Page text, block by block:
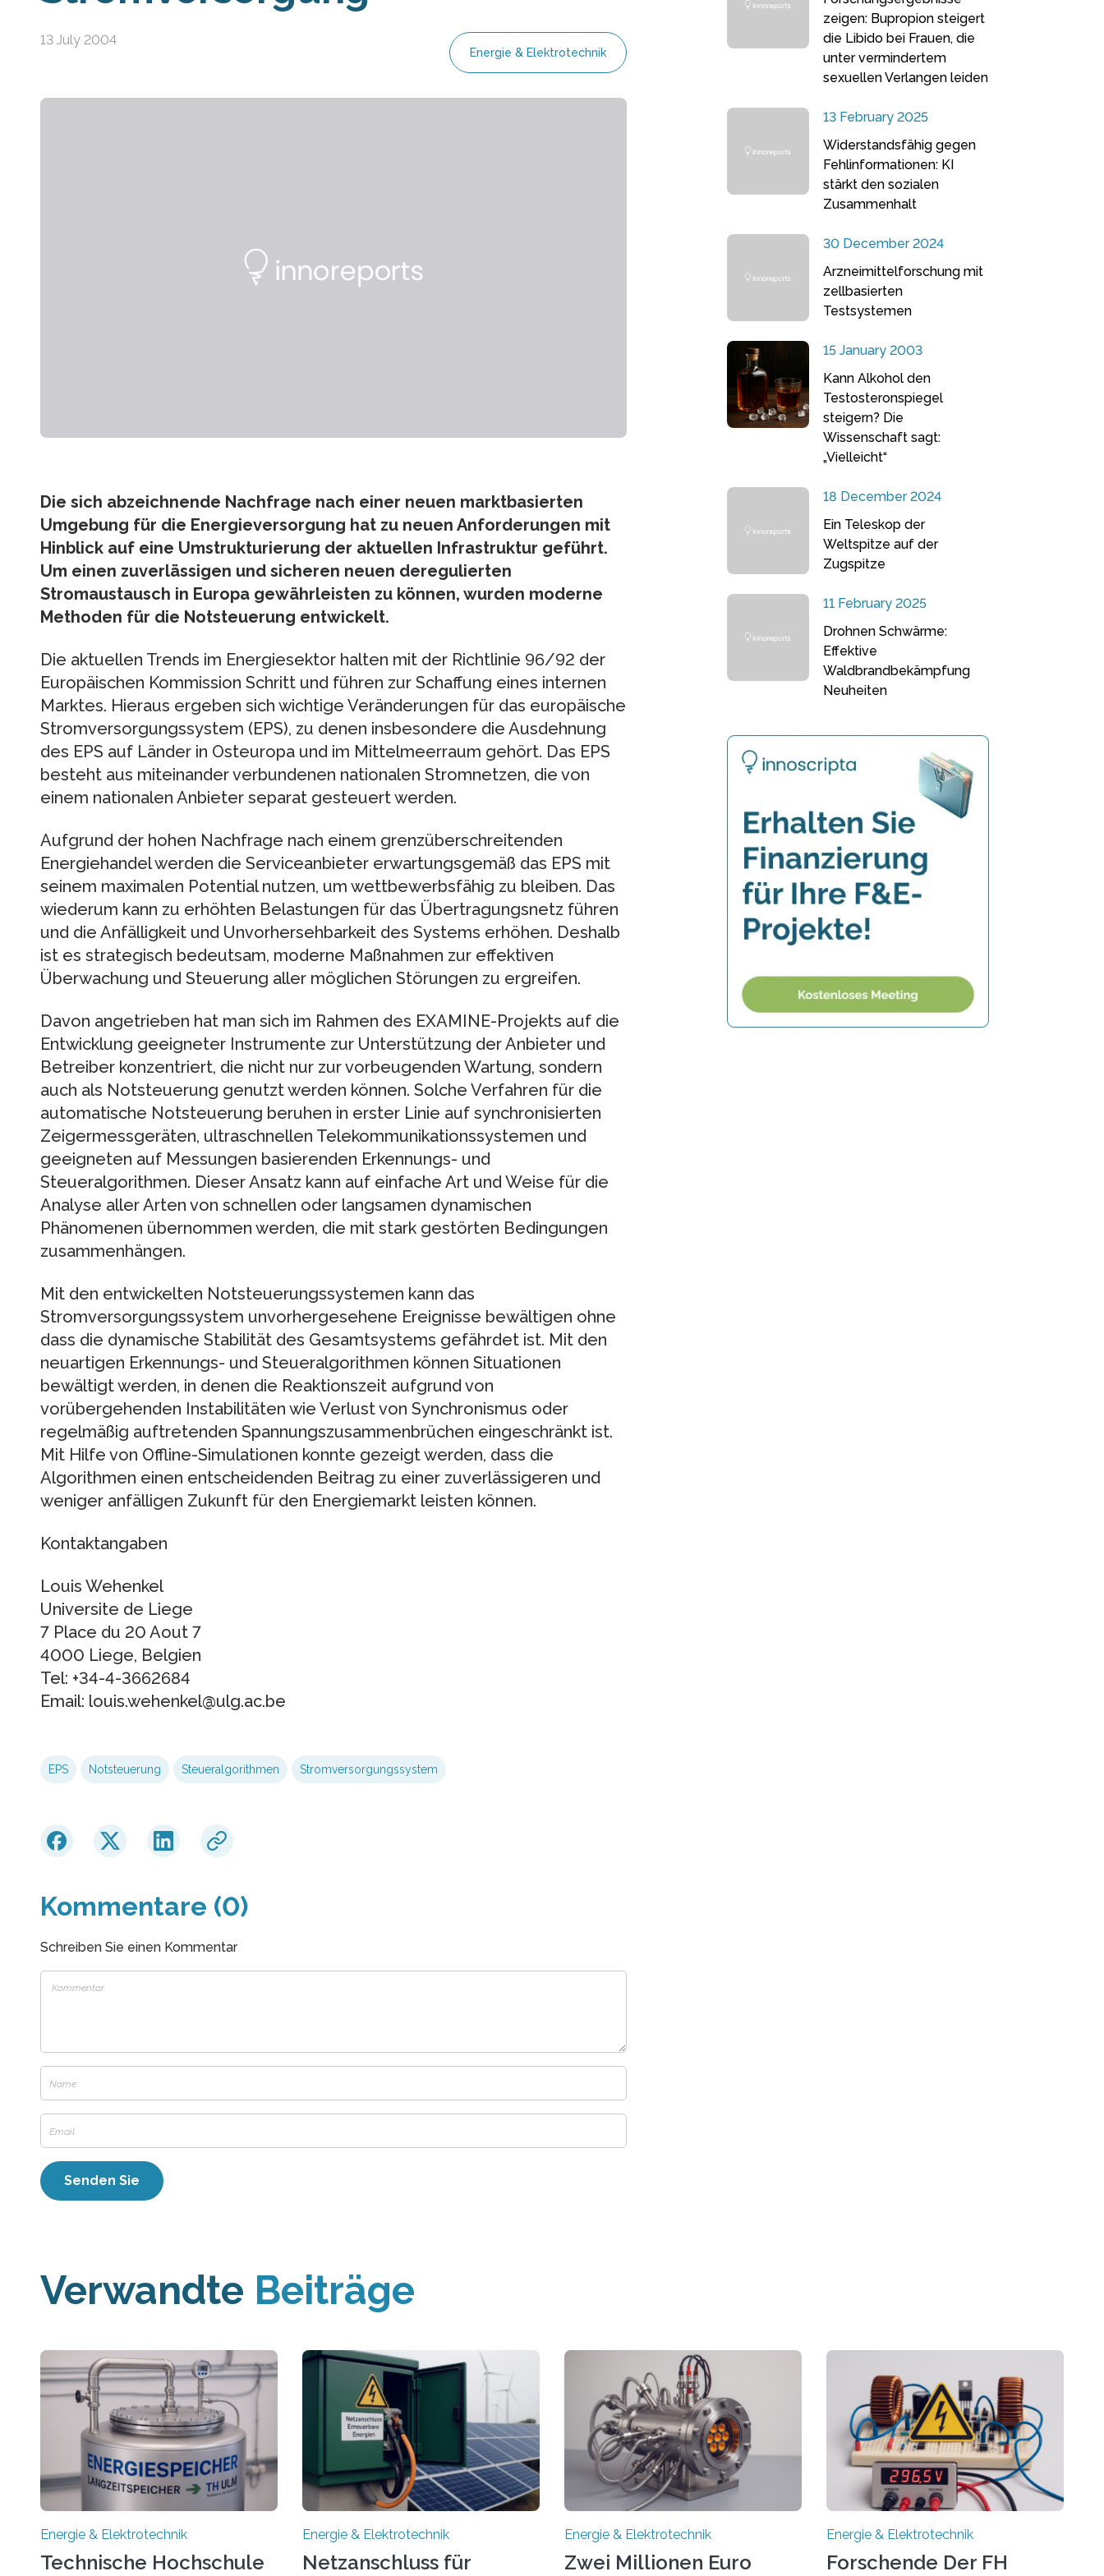
13 July 2004
Energie & Elektrotechnik
Die sich abzeichnende Nachfrage nach einer neuen marktbasierten
Umgebung für die Energieversorgung hat zu neuen Anforderungen mit
Hinblick auf eine Umstrukturierung der aktuellen Infrastruktur geführt.
Um einen zuverlässigen und sicheren neuen deregulierten
Stromaustausch in Europa gewährleisten zu können, wurden moderne
Methoden für die Notsteuerung entwickelt.
Die aktuellen Trends im Energiesektor halten mit der Richtlinie 96/92 der
Europäischen Kommission Schritt und führen zur Schaffung eines internen
Marktes. Hieraus ergeben sich wichtige Veränderungen für das europäische
Stromversorgungssystem (EPS), zu denen insbesondere die Ausdehnung
des EPS auf Länder in Osteuropa und im Mittelmeerraum gehört. Das EPS
besteht aus miteinander verbundenen nationalen Stromnetzen, die von
einem nationalen Anbieter separat gesteuert werden.
Aufgrund der hohen Nachfrage nach einem grenzüberschreitenden
Energiehandel werden die Serviceanbieter erwartungsgemäß das EPS mit
seinem maximalen Potential nutzen, um wettbewerbsfähig zu bleiben. Das
wiederum kann zu erhöhten Belastungen für das Übertragungsnetz führen
und die Anfälligkeit und Unvorhersehbarkeit des Systems erhöhen. Deshalb
ist es strategisch bedeutsam, moderne Maßnahmen zur effektiven
Überwachung und Steuerung aller möglichen Störungen zu ergreifen.
Davon angetrieben hat man sich im Rahmen des EXAMINE-Projekts auf die
Entwicklung geeigneter Instrumente zur Unterstützung der Anbieter und
Betreiber konzentriert, die nicht nur zur vorbeugenden Wartung, sondern
auch als Notsteuerung genutzt werden können. Solche Verfahren für die
automatische Notsteuerung beruhen in erster Linie auf synchronisierten
Zeigermessgeräten, ultraschnellen Telekommunikationssystemen und
geeigneten auf Messungen basierenden Erkennungs- und
Steueralgorithmen. Dieser Ansatz kann auf einfache Art und Weise für die
Analyse aller Arten von schnellen oder langsamen dynamischen
Phänomenen übernommen werden, die mit stark gestörten Bedingungen
zusammenhängen.
Mit den entwickelten Notsteuerungssystemen kann das
Stromversorgungssystem unvorhergesehene Ereignisse bewältigen ohne
dass die dynamische Stabilität des Gesamtsystems gefährdet ist. Mit den
neuartigen Erkennungs- und Steueralgorithmen können Situationen
bewältigt werden, in denen die Reaktionszeit aufgrund von
vorübergehenden Instabilitäten wie Verlust von Synchronismus oder
regelmäßig auftretenden Spannungszusammenbrüchen eingeschränkt ist.
Mit Hilfe von Offline-Simulationen konnte gezeigt werden, dass die
Algorithmen einen entscheidenden Beitrag zu einer zuverlässigeren und
weniger anfälligen Zukunft für den Energiemarkt leisten können.
Kontaktangaben
Louis Wehenkel
Universite de Liege
7 Place du 20 Aout 7
4000 Liege, Belgien
Tel: +34-4-3662684
Email: louis.wehenkel@ulg.ac.be
EPS Notsteuerung Steueralgorithmen Stromversorgungssystem
Kommentare (0)
Schreiben Sie einen Kommentar
zeigen: Bupropion steigert
die Libido bei Frauen, die
unter vermindertem
sexuellen Verlangen leiden
13 February 2025
Widerstandsfähig gegen
Fehlinformationen: KI
stärkt den sozialen
Zusammenhalt
30 December 2024
Arzneimittelforschung mit
zellbasierten
Testsystemen
15 January 2003
Kann Alkohol den
Testosteronspiegel
steigern? Die
Wissenschaft sagt:
„Vielleicht“
18 December 2024
Ein Teleskop der
Weltspitze auf der
Zugspitze
11 February 2025
Drohnen Schwärme:
Effektive
Waldbrandbekämpfung
Neuheiten
Verwandte Beiträge
Energie & Elektrotechnik
Technische Hochschule
Energie & Elektrotechnik
Netzanschluss für
Energie & Elektrotechnik
Zwei Millionen Euro
Energie & Elektrotechnik
Forschende Der FH